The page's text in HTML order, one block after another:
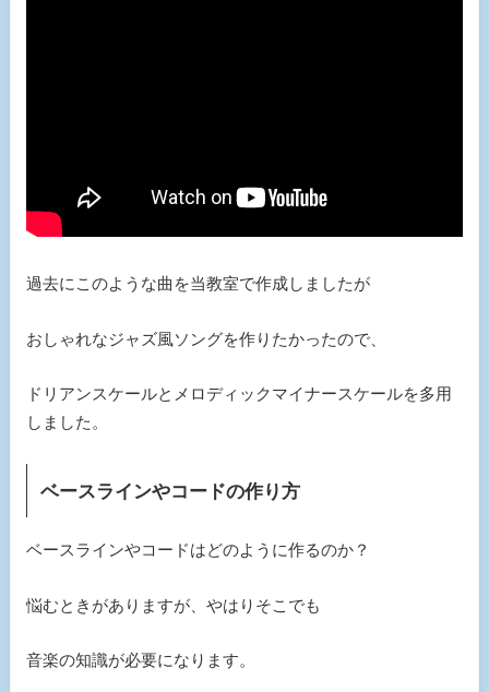
過去にこのような曲を当教室で作成しましたが
おしゃれなジャズ風ソングを作りたかったので、
ドリアンスケールとメロディックマイナースケールを多用
しました。
ベースラインやコードの作り方
ベースラインやコードはどのように作るのか？
悩むときがありますが、やはりそこでも
音楽の知識が必要になります。